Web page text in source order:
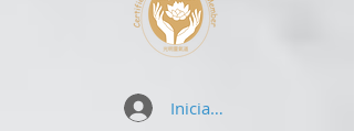
Iniciar sesión